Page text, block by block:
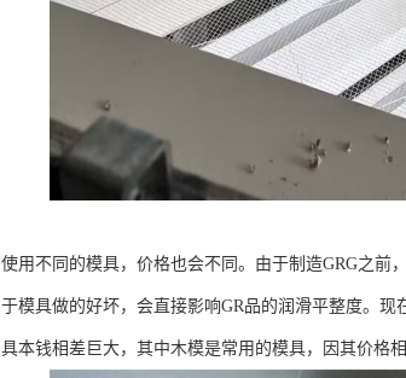
使用不同的模具，价格也会不同。由于制造GRG之前
于模具做的好坏，会直接影响GR品的润滑平整度。
具本钱相差巨大，其中木模是常用的模具，因其价格